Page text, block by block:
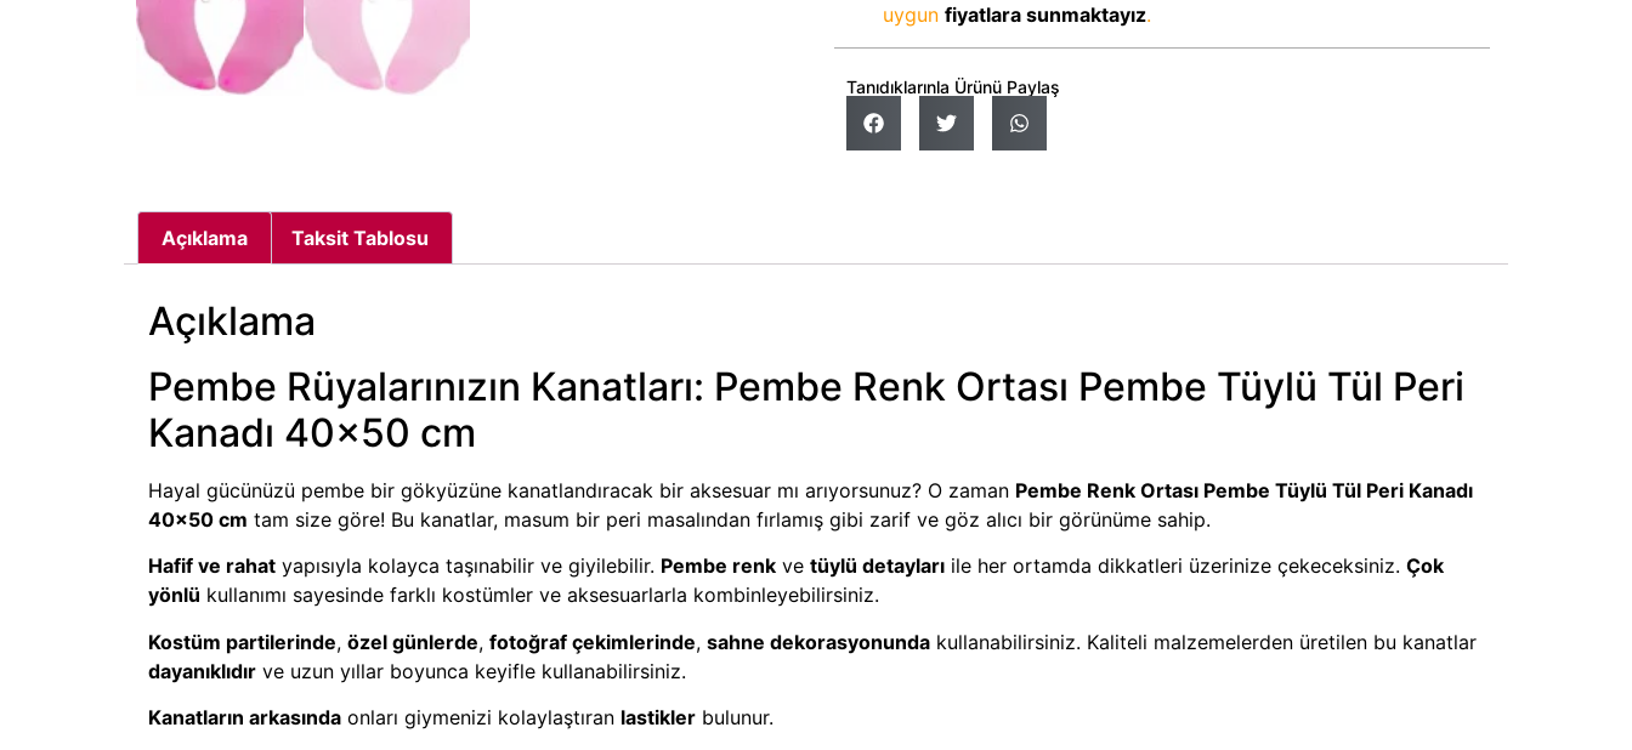
uygun fiyatlara sunmaktayız.
Tanıdıklarınla Ürünü Paylaş
Açıklama Taksit Tablosu
Açıklama
Pembe Rüyalarınızın Kanatları: Pembe Renk Ortası Pembe Tüylü Tül Peri
Kanadı 40×50 cm
Hayal gücünüzü pembe bir gökyüzüne kanatlandıracak bir aksesuar mı arıyorsunuz? O zaman Pembe Renk Ortası Pembe Tüylü Tül Peri Kanadı
40×50 cm tam size göre! Bu kanatlar, masum bir peri masalından fırlamış gibi zarif ve göz alıcı bir görünüme sahip.
Hafif ve rahat yapısıyla kolayca taşınabilir ve giyilebilir. Pembe renk ve tüylü detayları ile her ortamda dikkatleri üzerinize çekeceksiniz. Çok
yönlü kullanımı sayesinde farklı kostümler ve aksesuarlarla kombinleyebilirsiniz.
Kostüm partilerinde, özel günlerde, fotoğraf çekimlerinde, sahne dekorasyonunda kullanabilirsiniz. Kaliteli malzemelerden üretilen bu kanatlar
dayanıklıdır ve uzun yıllar boyunca keyifle kullanabilirsiniz.
Kanatların arkasında onları giymenizi kolaylaştıran lastikler bulunur.